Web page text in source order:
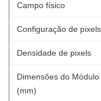
Campo físico
Configuração de pixels
Densidade de pixels
Dimensões do Módulo
(mm)